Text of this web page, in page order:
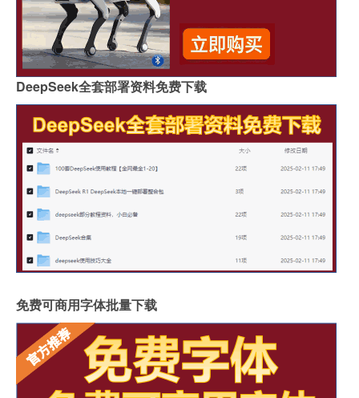
DeepSeek全套部署资料免费下载
免费可商用字体批量下载